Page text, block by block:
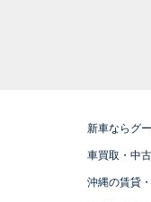
新車ならグ
車買取・中
沖縄の賃貸